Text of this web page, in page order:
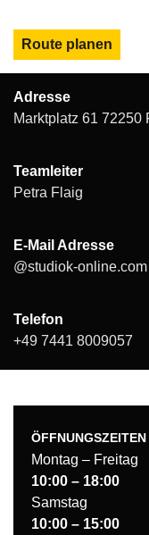
Route planen
Adresse
Marktplatz 61 72250
Teamleiter
Petra Flaig
E-Mail Adresse
@studiok-online.com
Telefon
+49 7441 8009057
ÖFFNUNGSZEITEN
Montag – Freitag
10:00 – 18:00
Samstag
10:00 – 15:00